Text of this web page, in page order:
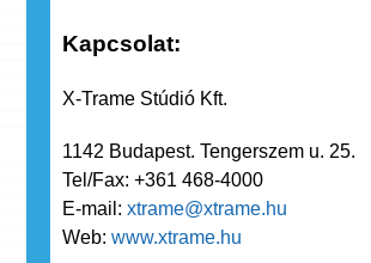
Kapcsolat:
X-Trame Stúdió Kft.
1142 Budapest. Tengerszem u. 25.
Tel/Fax: +361 468-4000
E-mail: xtrame@xtrame.hu
Web: www.xtrame.hu